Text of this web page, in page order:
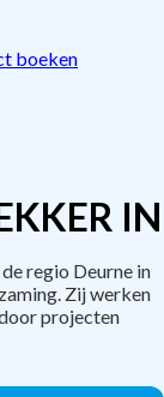
boeken
IN
regio Deurne in
Zij werken
projecten